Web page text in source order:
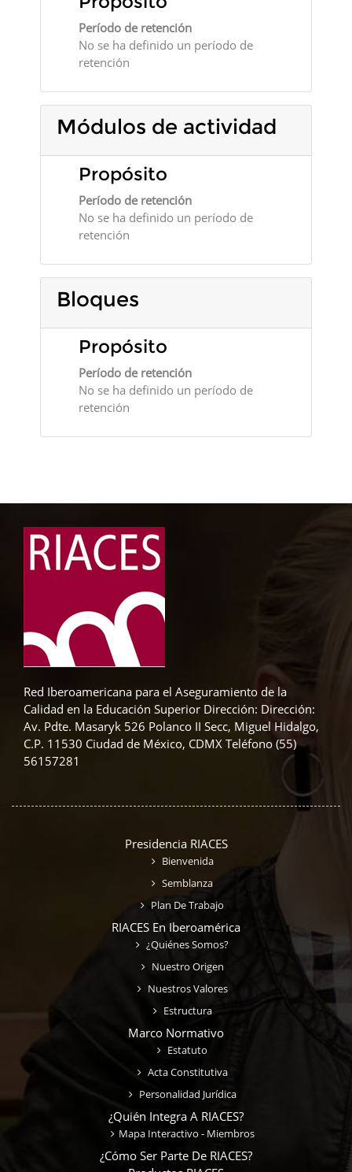
Período de retención
No se ha definido un período de
retención
Módulos de actividad
Propósito
Período de retención
No se ha definido un período de
retención
Bloques
Propósito
Período de retención
No se ha definido un período de
retención
Bloques
Red Iberoamericana para el Aseguramiento de la
Calidad en la Educación Superior Dirección: Dirección:
Av. Pdte. Masaryk 526 Polanco II Secc, Miguel Hidalgo,
C.P. 11530 Ciudad de México, CDMX Teléfono (55)
56157281
Presidencia RIACES
Bienvenida
Semblanza
Plan De Trabajo
RIACES En Iberoamérica
¿Quiénes Somos?
Nuestro Origen
Nuestros Valores
Estructura
Marco Normativo
Estatuto
Acta Constitutiva
Personalidad Jurídica
¿Quién Integra A RIACES?
Mapa Interactivo - Miembros
¿Cómo Ser Parte De RIACES?